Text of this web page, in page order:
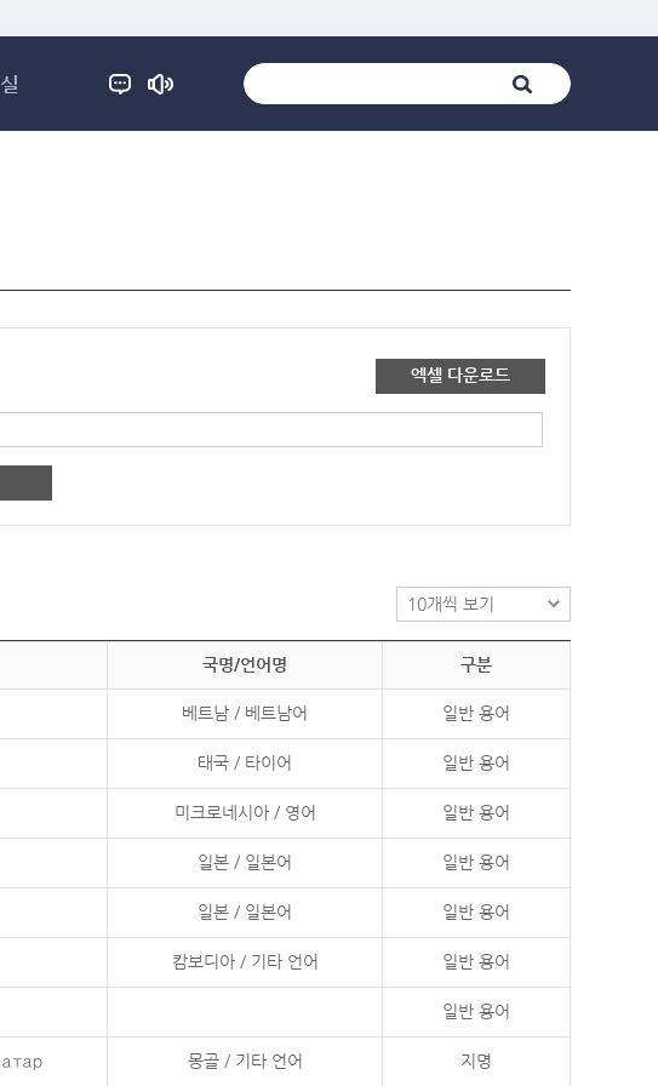
엑셀 다운로드
국명/언어명 구분
베트남 / 베트남어 일반 용어
태국 / 타이어 일반 용어
미크로네시아 / 영어 일반 용어
일본 / 일본어 일반 용어
일본 / 일본어 일반 용어
캄보디아 / 기타 언어 일반 용어
일반 용어
몽골 / 기타 언어 지명